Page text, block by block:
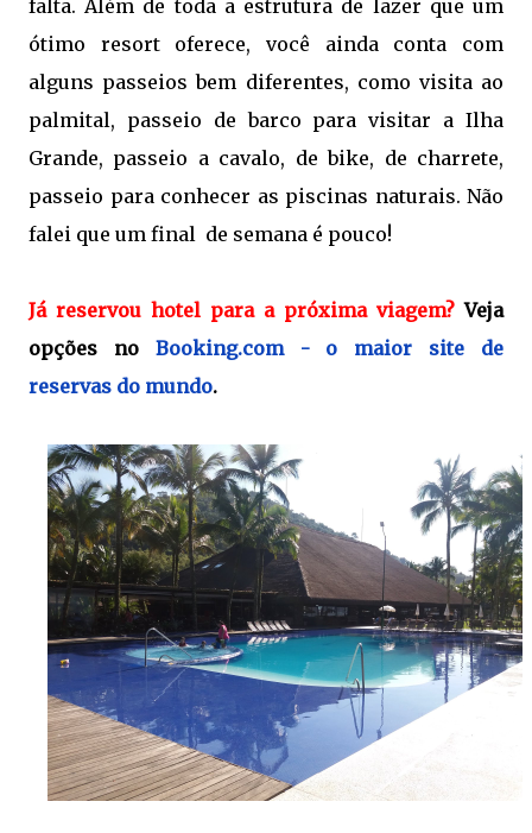
falta. Além de toda a estrutura de lazer que um
ótimo resort oferece, você ainda conta com
alguns passeios bem diferentes, como visita ao
palmital, passeio de barco para visitar a Ilha
Grande, passeio a cavalo, de bike, de charrete,
passeio para conhecer as piscinas naturais. Não
falei que um final de semana é pouco!
Já reservou hotel para a próxima viagem?Veja
opções no Booking.com - o maior site de
reservas do mundo.